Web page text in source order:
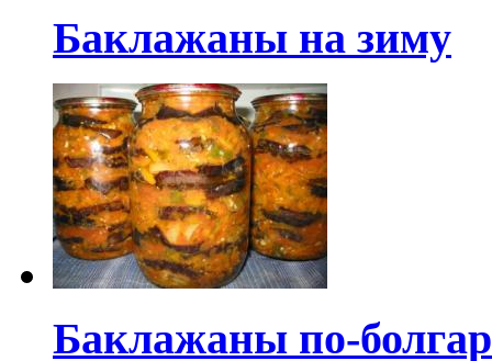
Баклажаны на зиму
Баклажаны по-